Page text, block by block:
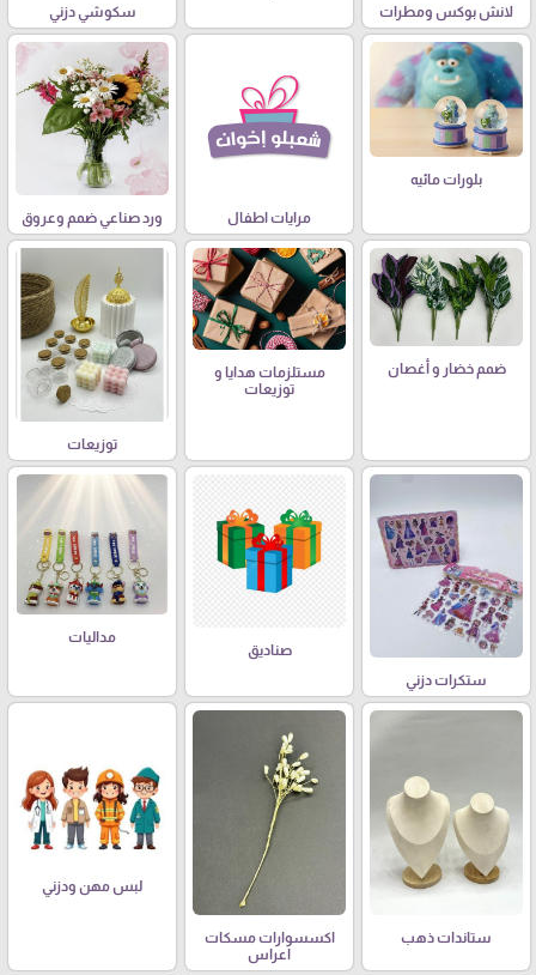
لانش بوكس ومطرات
سكوشي دزني
بلورات مائيه
مرايات اطفال ورد صناعي ضمم وعروق
ضمم خضار و أغصان
مستلزمات هدايا و
توزيعات
توزيعات
ستكرات دزني
صناديق
مداليات
ستاندات ذهب
اكسسوارات مسكات
اعراس
لبس مهن ودزني